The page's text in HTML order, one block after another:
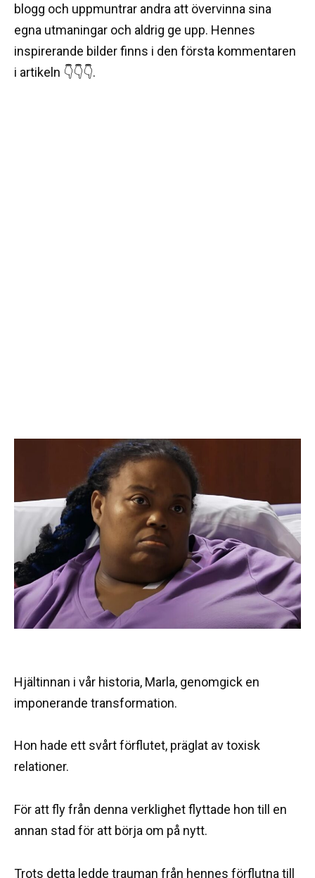
blogg och uppmuntrar andra att övervinna sina
egna utmaningar och aldrig ge upp. Hennes
inspirerande bilder finns i den första kommentaren
i artikeln 👇👇👇.
Hjältinnan i vår historia, Marla, genomgick en
imponerande transformation.
Hon hade ett svårt förflutet, präglat av toxisk
relationer.
För att fly från denna verklighet flyttade hon till en
annan stad för att börja om på nytt.
Trots detta ledde trauman från hennes förflutna till